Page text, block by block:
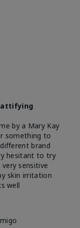
by a Mary Kay
something to
brand
hesitant to try
sensitive
skin irritation
well